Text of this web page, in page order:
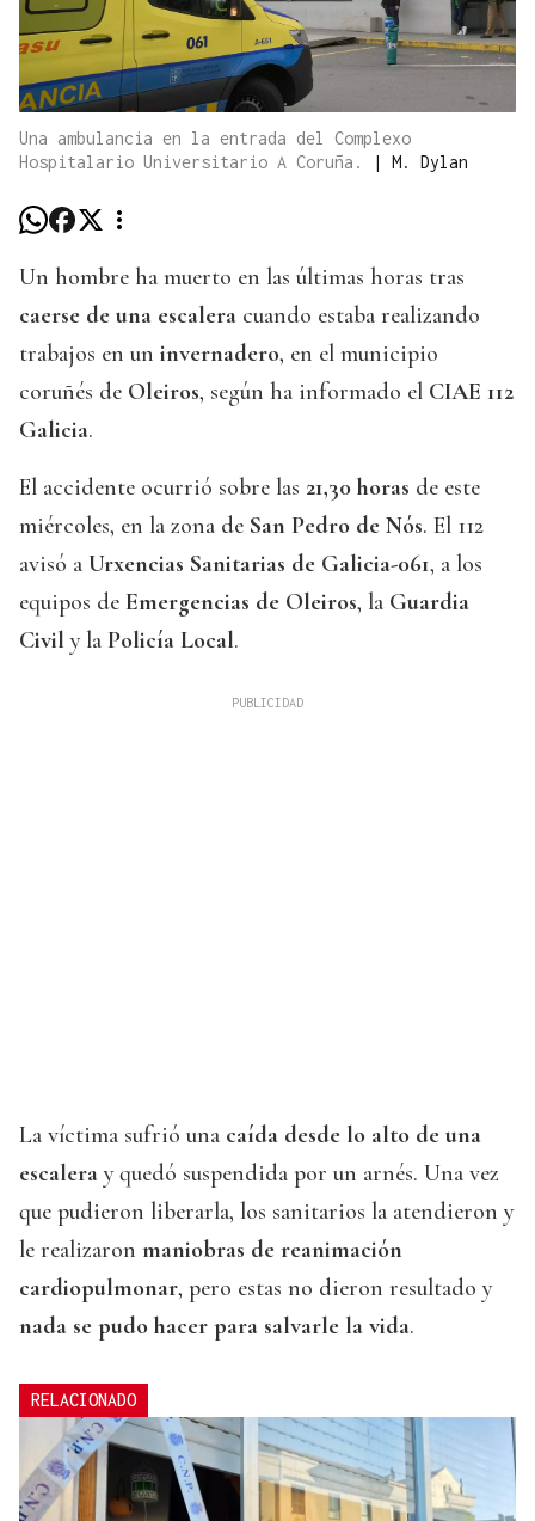
Una ambulancia en la entrada del Complexo
Hospitalario Universitario A Coruña.
| M. Dylan
Un hombre ha muerto en las últimas horas tras
caerse de una escalera cuando estaba realizando
trabajos en un invernadero, en el municipio
coruñés de Oleiros, según ha informado el CIAE 112
Galicia.
El accidente ocurrió sobre las 21,30 horas de este
miércoles, en la zona de San Pedro de Nós. El 112
avisó a Urxencias Sanitarias de Galicia-061, a los
equipos de Emergencias de Oleiros, la Guardia
Civil y la Policía Local.
La víctima sufrió una caída desde lo alto de una
escalera y quedó suspendida por un arnés. Una vez
que pudieron liberarla, los sanitarios la atendieron y
le realizaron maniobras de reanimación
cardiopulmonar, pero estas no dieron resultado y
nada se pudo hacer para salvarle la vida.
RELACIONADO